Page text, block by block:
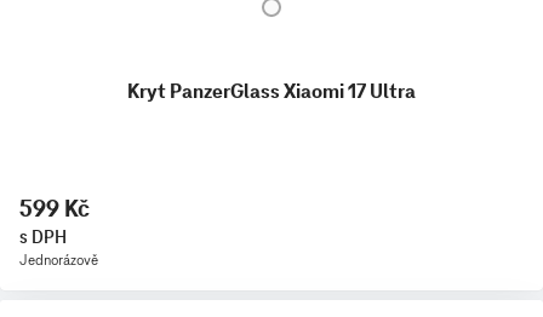
Kryt PanzerGlass Xiaomi 17 Ultra
599 Kč
s DPH
Jednorázově